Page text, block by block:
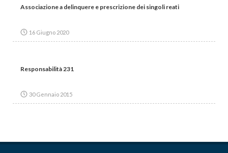
Associazione a delinquere e prescrizione dei singoli reati
16 Giugno 2020
Responsabilità 231
30 Gennaio 2015